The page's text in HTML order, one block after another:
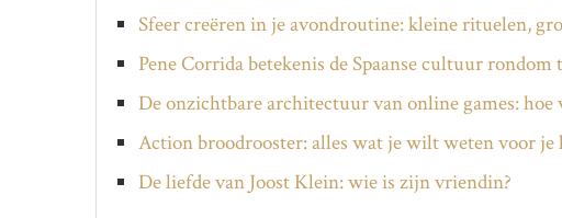
Sfeer creëren in je avondroutine: kleine rituelen,
Pene Corrida betekenis de Spaanse cultuur rondom
De onzichtbare architectuur van online games:
Action broodrooster: alles wat je wilt weten voor je
De liefde van Joost Klein: wie is zijn vriendin?